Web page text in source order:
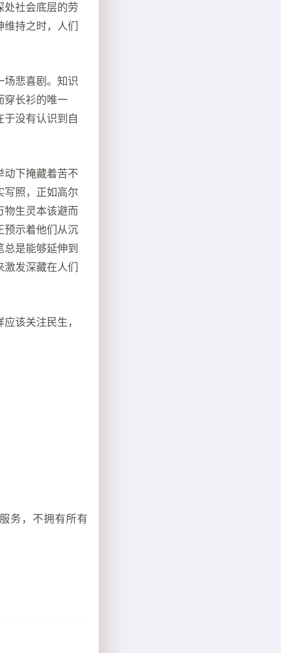
处社会底层的劳
持之时，人们
场悲喜剧。知识
穿长衫的唯一
没有认识到自
动下掩藏着苦不
写照，正如高尔
物生灵本该避而
预示着他们从沉
是能够延伸到
发深藏在人们
该关注民生，
务，不拥有所有